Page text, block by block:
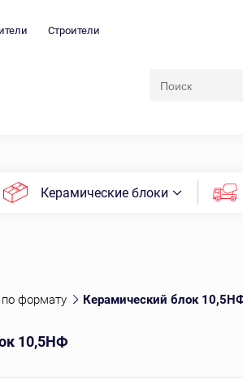
Строители
Керамические блоки
формату Керамический блок
10,5НФ